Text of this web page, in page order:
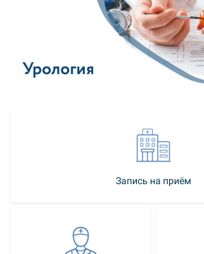
Запись на приём